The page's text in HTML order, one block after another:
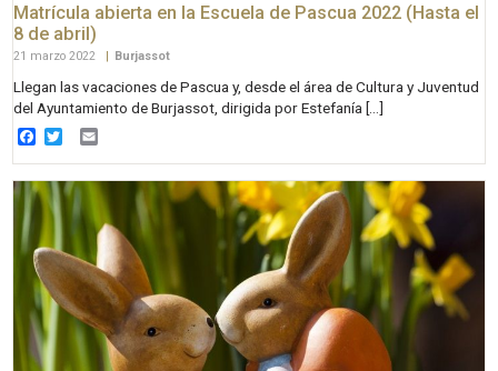
Matrícula abierta en la Escuela de Pascua 2022 (Hasta el
8 de abril)
21 marzo 2022 | Burjassot
Llegan las vacaciones de Pascua y, desde el área de Cultura y Juventud
del Ayuntamiento de Burjassot, dirigida por Estefanía […]
Facebook
Twitter